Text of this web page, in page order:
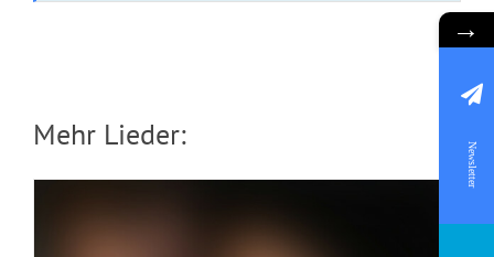
Mehr Lieder:
→
Newsletter